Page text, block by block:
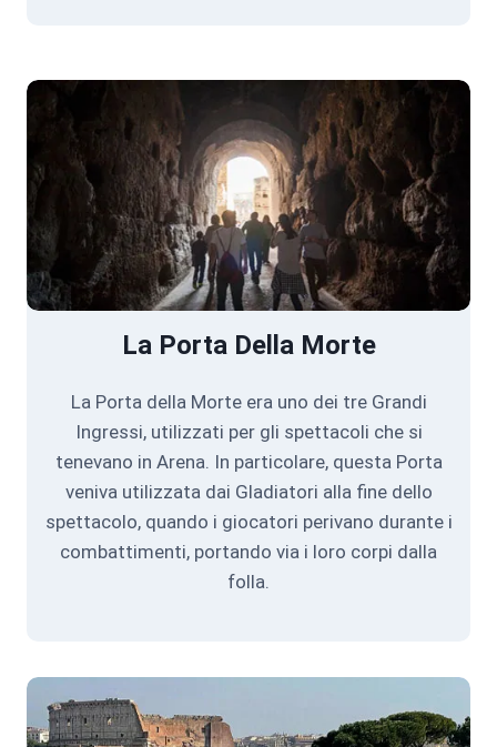
La Porta Della Morte
La Porta della Morte era uno dei tre Grandi
Ingressi, utilizzati per gli spettacoli che si
tenevano in Arena. In particolare, questa Porta
veniva utilizzata dai Gladiatori alla fine dello
spettacolo, quando i giocatori perivano durante i
combattimenti, portando via i loro corpi dalla
folla.